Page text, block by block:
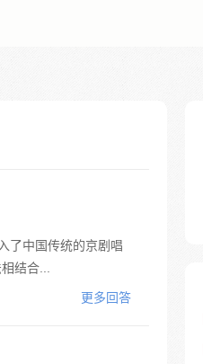
了中国传统的京剧唱
结合...
更多回答